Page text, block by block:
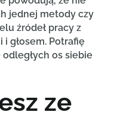
jednej metody czy
źródeł pracy z
i głosem. Potrafię
os siebie
ze